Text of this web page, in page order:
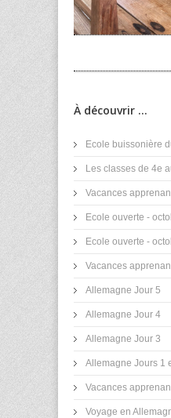
À découvrir ...
Ecole buissonière
Les classes de 4e
Vacances
Ecole ouverte -
Ecole ouverte -
Vacances
Allemagne Jour 5
Allemagne Jour 4
Allemagne Jour 3
Allemagne Jours 1
Vacances
Voyage en